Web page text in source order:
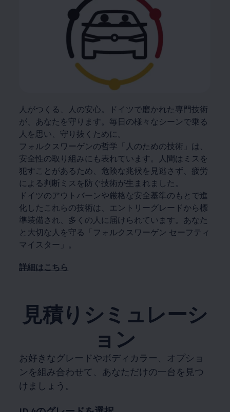
人がつくる、人の安心。ドイツで磨かれた専門技術
が、あなたを守ります。毎日の様々なシーンで乗る
人を思い、守り抜くために。
フォルクスワーゲンの哲学「人のための技術」は、
安全性の取り組みにも表れています。人間はミスを
犯すことがあるため、危険な兆候を見逃さず、疲労
による判断ミスを防ぐ技術が生まれました。
ドイツのアウトバーンや厳格な安全基準のもとで進
化したこれらの技術は、エントリーグレードから標
準装備され、多くの人に届けられています。あなた
と大切な人を守る「フォルクスワーゲン セーフティ
マイスター」。
詳細はこちら
見積りシミュレーシ
ョン
お好きなグレードやボディカラー、オプショ
ンを組み合わせて、あなただけの一台を見つ
けましょう。